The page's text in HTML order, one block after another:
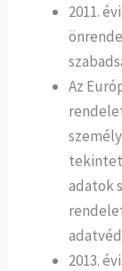
2011.
Az
adatok
2013.